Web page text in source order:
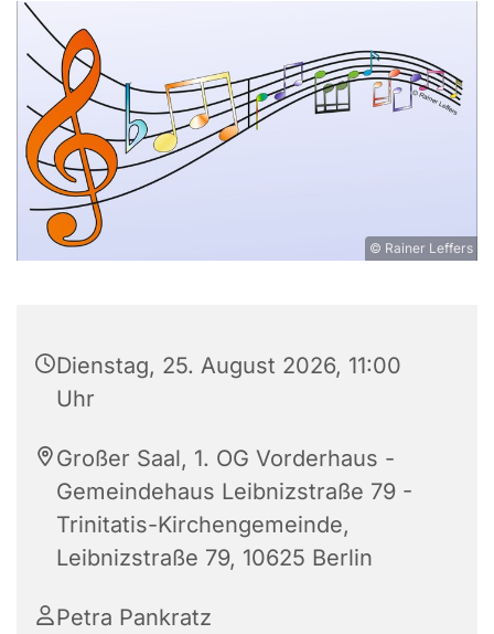
© Rainer Leffers
Dienstag, 25. August 2026, 11:00
Uhr
Großer Saal, 1. OG Vorderhaus -
Gemeindehaus Leibnizstraße 79 -
Trinitatis-Kirchengemeinde,
Leibnizstraße 79, 10625 Berlin
Petra Pankratz